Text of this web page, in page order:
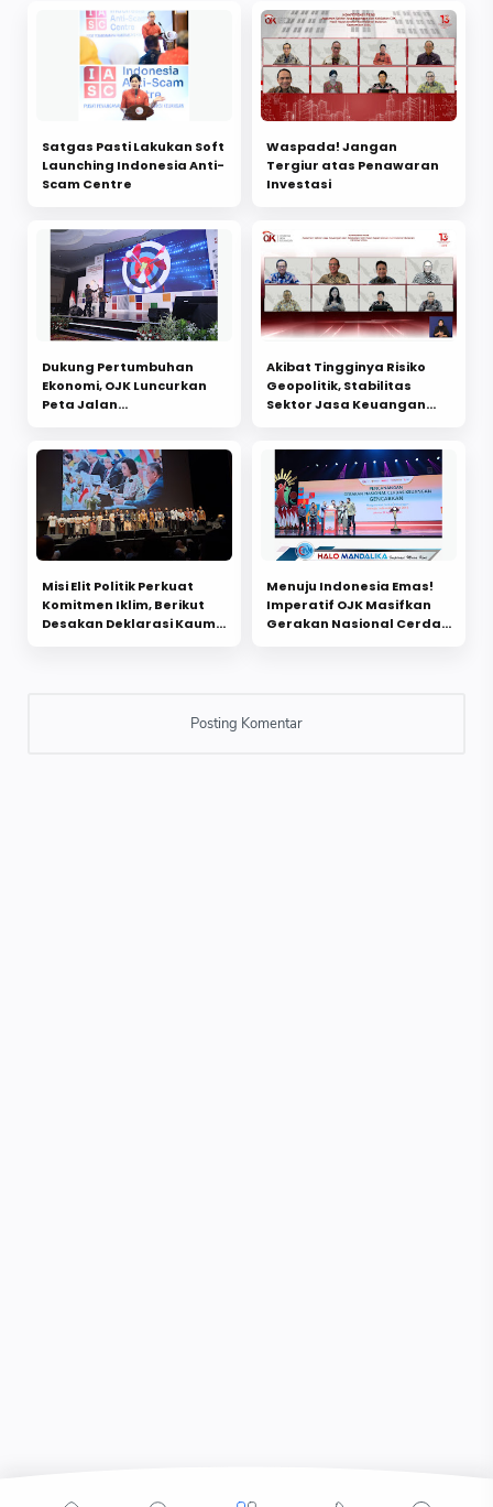
Satgas Pasti Lakukan Soft
Launching Indonesia Anti-
Scam Centre
Waspada! Jangan
Tergiur atas Penawaran
Investasi
Dukung Pertumbuhan
Ekonomi, OJK Luncurkan
Peta Jalan
Akibat Tingginya Risiko
Geopolitik, Stabilitas
Sektor Jasa Keuangan
Misi Elit Politik Perkuat
Komitmen Iklim, Berikut
Desakan Deklarasi Kaum
Menuju Indonesia Emas!
Imperatif OJK Masifkan
Gerakan Nasional Cerdas